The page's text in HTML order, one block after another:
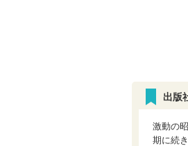
出版
激動の
期に続